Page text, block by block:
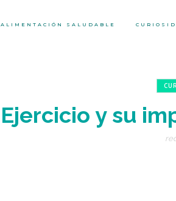
ALIMENTACIÓN SALUDABLE
Ejercicio y su